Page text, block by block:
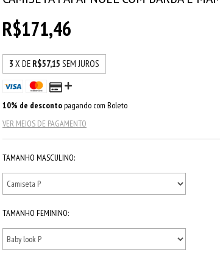
R$171,46
3 X DE R$57,15 SEM JUROS
10% de descontopagando com Boleto
VER MEIOS DE PAGAMENTO
TAMANHO MASCULINO:
TAMANHO FEMININO: